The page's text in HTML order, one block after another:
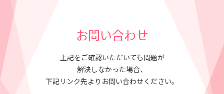
お問い合わせ
上記をご確認いただいても問題が
解決しなかった場合、
下記リンク先よりお問い合わせください。